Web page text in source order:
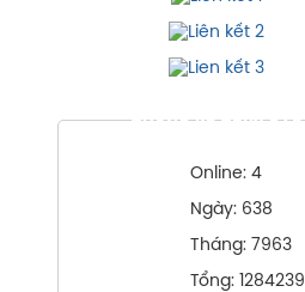
THỐNG KÊ TRUY CẬP
Online: 4
Ngày: 638
Tháng: 7963
Tổng: 1284239